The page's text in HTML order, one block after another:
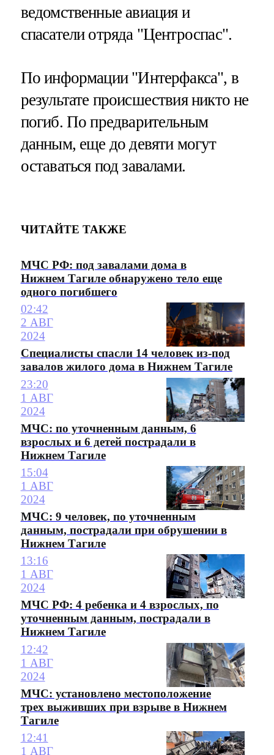
ведомственные авиация и
спасатели отряда "Центроспас".
По информации "Интерфакса", в
результате происшествия никто не
погиб. По предварительным
данным, еще до девяти могут
оставаться под завалами.
ЧИТАЙТЕ ТАКЖЕ
МЧС РФ: под завалами дома в
Нижнем Тагиле обнаружено тело еще
одного погибшего
02:42
2 АВГ
2024
Специалисты спасли 14 человек из-под
завалов жилого дома в Нижнем Тагиле
23:20
1 АВГ
2024
МЧС: по уточненным данным, 6
взрослых и 6 детей пострадали в
Нижнем Тагиле
15:04
1 АВГ
2024
МЧС: 9 человек, по уточненным
данным, пострадали при обрушении в
Нижнем Тагиле
13:16
1 АВГ
2024
МЧС РФ: 4 ребенка и 4 взрослых, по
уточненным данным, пострадали в
Нижнем Тагиле
12:42
1 АВГ
2024
МЧС: установлено местоположение
трех выживших при взрыве в Нижнем
Тагиле
12:41
1 АВГ